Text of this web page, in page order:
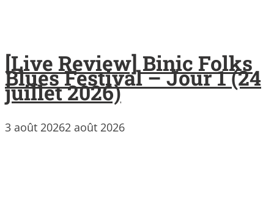
[Live Review] Binic Folks
Blues Festival – Jour 1 (24
juillet 2026)
3 août 20262 août 2026